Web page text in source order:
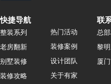
快捷导航
整装系列
老房翻新
别墅装修
装修攻略
热门活动
装修案例
设计团队
关于有家
联
总
黎
厦